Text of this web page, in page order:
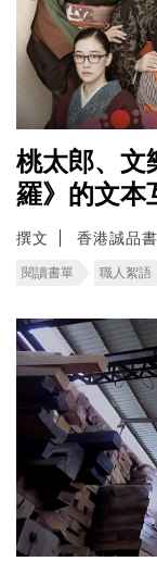
桃太郎、文
羅》的文本
撰文 香港誠品
閱讀書單 職人絮語